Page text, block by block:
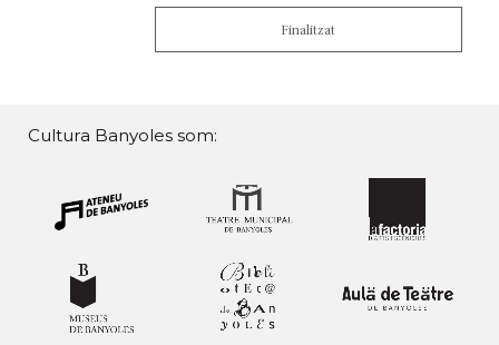
Finalitzat
Cultura Banyoles som: